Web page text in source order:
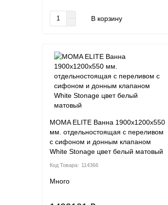
В корзину
MOMA ELITE Ванна 1900х1200х550
мм. отдельностоящая с переливом
с сифоном и донным клапаном
White Stonage цвет белый матовый
114366
Много